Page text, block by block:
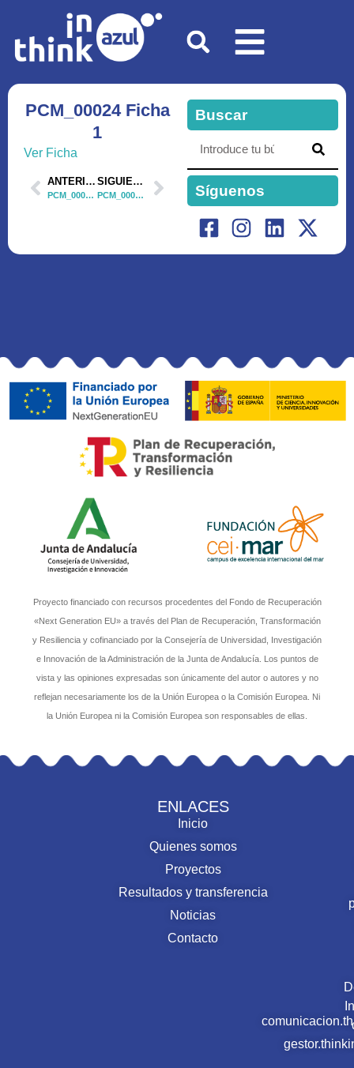
PCM_00024 Ficha
1
Ver Ficha
ANTERIOR
PCM_00080 Ficha 1
SIGUIENTE
PCM_00040 Ficha 1
Buscar
Síguenos
Proyecto financiado con recursos procedentes del Fondo de Recuperación
«Next Generation EU» a través del Plan de Recuperación, Transformación
y Resiliencia y cofinanciado por la Consejería de Universidad, Investigación
e Innovación de la Administración de la Junta de Andalucía. Los puntos de
vista y las opiniones expresadas son únicamente del autor o autores y no
reflejan necesariamente los de la Unión Europea o la Comisión Europea. Ni
la Unión Europea ni la Comisión Europea son responsables de ellas.
ENLACES
Inicio
Quienes somos
Proyectos
Resultados y transferencia
Noticias
Contacto